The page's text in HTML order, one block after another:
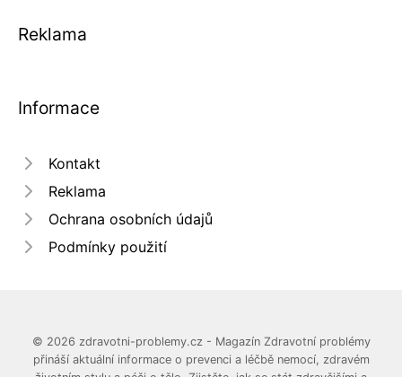
Reklama
Informace
Kontakt
Reklama
Ochrana osobních údajů
Podmínky použití
© 2026 zdravotni-problemy.cz - Magazín Zdravotní problémy
přináší aktuální informace o prevenci a léčbě nemocí, zdravém